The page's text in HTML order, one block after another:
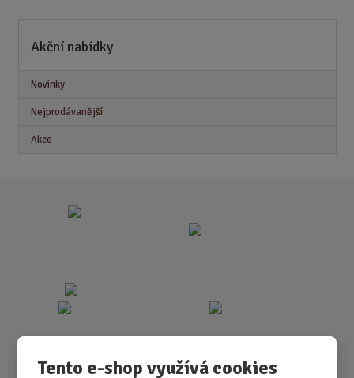
Tento e-shop využívá cookies
Akční nabídky
Novinky
Nejprodávanější
Akce